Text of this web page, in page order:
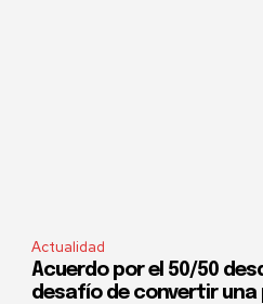
Actualidad
Acuerdo por el 50/50
desafío de convertir una